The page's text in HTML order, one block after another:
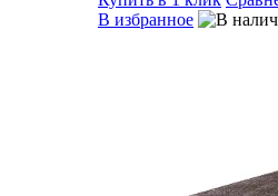
В избранное